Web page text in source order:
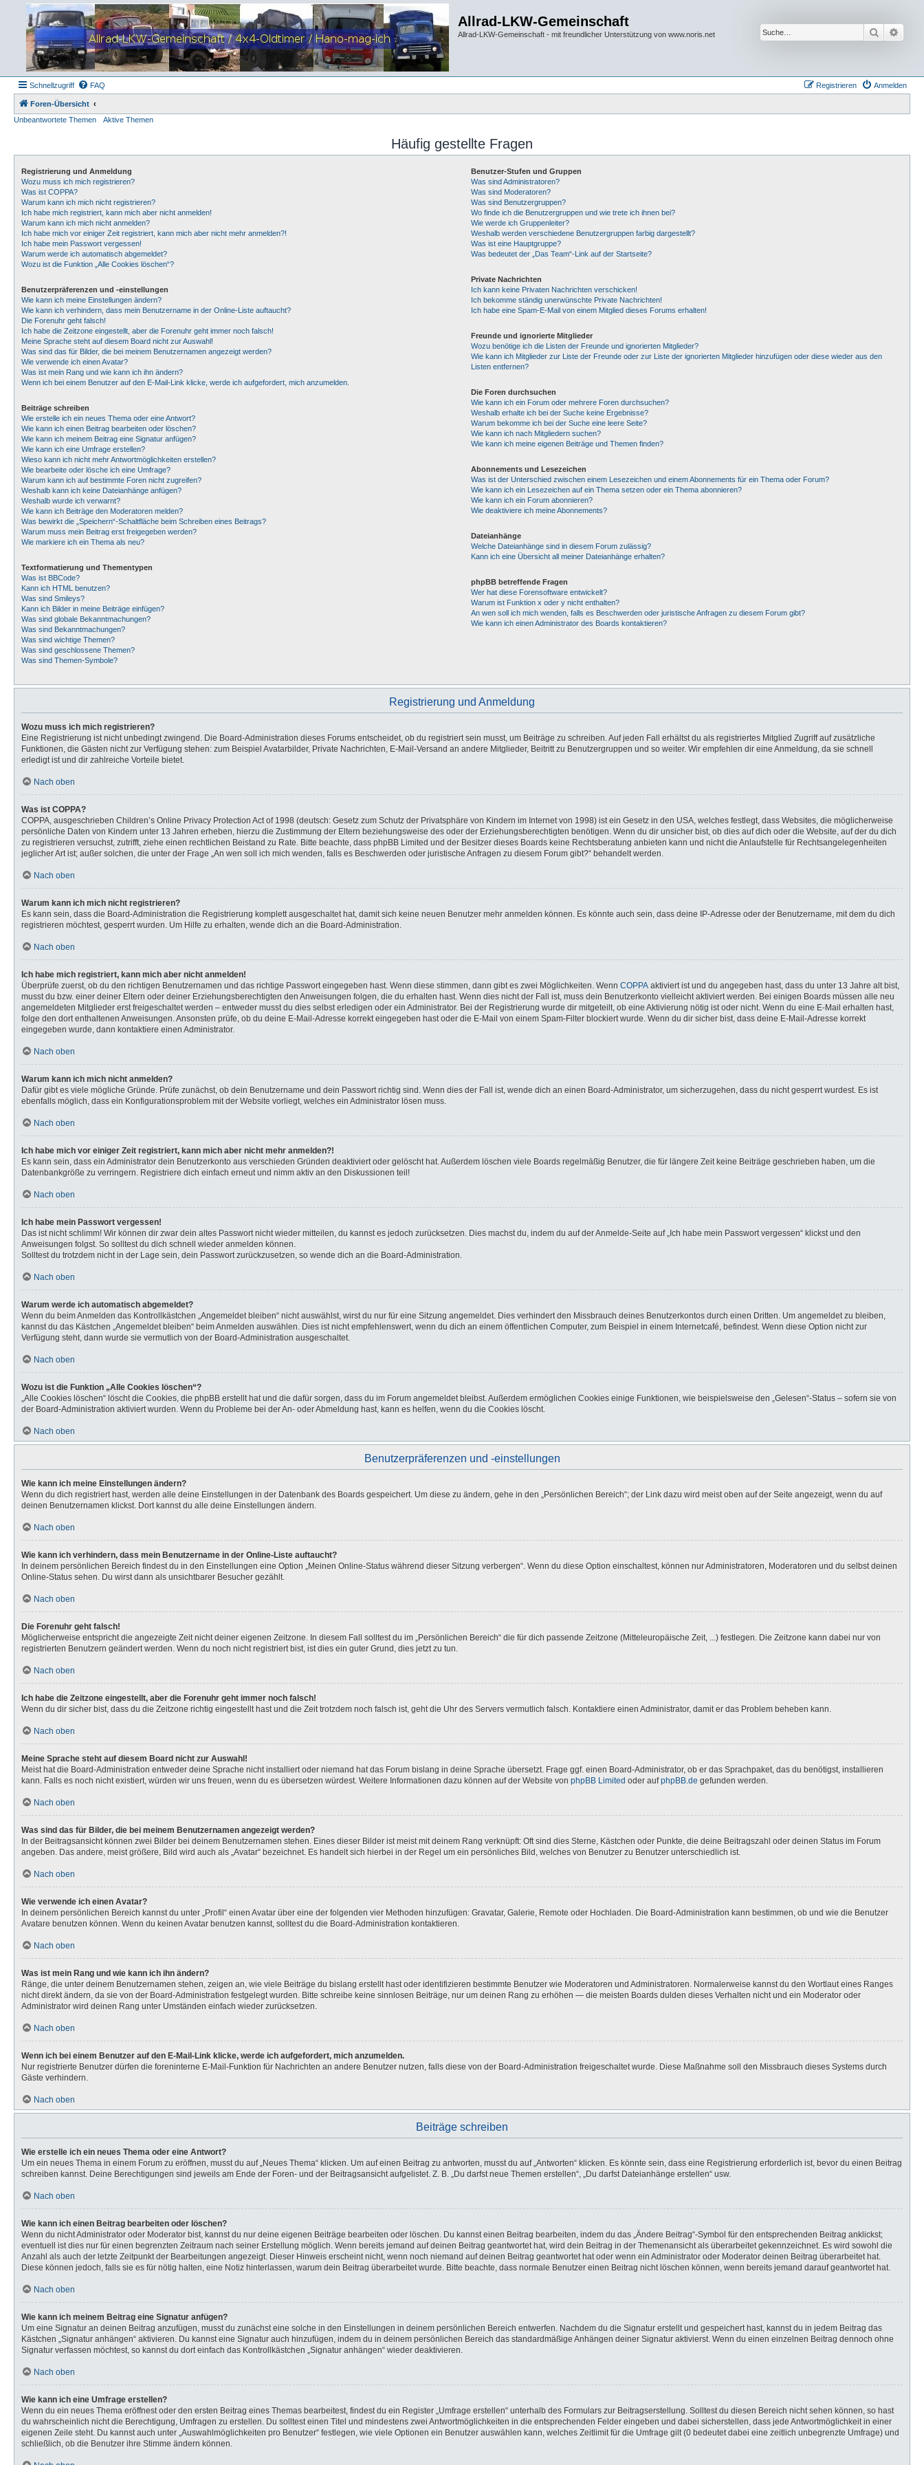
Allrad-LKW-Gemeinschaft
Allrad-LKW-Gemeinschaft - mit freundlicher Unterstützung von www.noris.net Suche
Schnellzugriff FAQ Anmelden
Registrieren
Foren-Übersicht
Unbeantwortete Themen
Aktive Themen
Häufig gestellte Fragen
Registrierung und Anmeldung
Wozu muss ich mich registrieren?
Was ist COPPA?
Warum kann ich mich nicht registrieren?
Ich habe mich registriert, kann mich aber nicht anmelden!
Warum kann ich mich nicht anmelden?
Ich habe mich vor einiger Zeit registriert, kann mich aber nicht mehr anmelden?!
Ich habe mein Passwort vergessen!
Warum werde ich automatisch abgemeldet?
Wozu ist die Funktion „Alle Cookies löschen“?
Benutzerpräferenzen und -einstellungen
Wie kann ich meine Einstellungen ändern?
Wie kann ich verhindern, dass mein Benutzername in der Online-Liste auftaucht?
Die Forenuhr geht falsch!
Ich habe die Zeitzone eingestellt, aber die Forenuhr geht immer noch falsch!
Meine Sprache steht auf diesem Board nicht zur Auswahl!
Was sind das für Bilder, die bei meinem Benutzernamen angezeigt werden?
Wie verwende ich einen Avatar?
Was ist mein Rang und wie kann ich ihn ändern?
Wenn ich bei einem Benutzer auf den E-Mail-Link klicke, werde ich aufgefordert, mich anzumelden.
Beiträge schreiben
Wie erstelle ich ein neues Thema oder eine Antwort?
Wie kann ich einen Beitrag bearbeiten oder löschen?
Wie kann ich meinem Beitrag eine Signatur anfügen?
Wie kann ich eine Umfrage erstellen?
Wieso kann ich nicht mehr Antwortmöglichkeiten erstellen?
Wie bearbeite oder lösche ich eine Umfrage?
Warum kann ich auf bestimmte Foren nicht zugreifen?
Weshalb kann ich keine Dateianhänge anfügen?
Weshalb wurde ich verwarnt?
Wie kann ich Beiträge den Moderatoren melden?
Was bewirkt die „Speichern“-Schaltfläche beim Schreiben eines Beitrags?
Warum muss mein Beitrag erst freigegeben werden?
Wie markiere ich ein Thema als neu?
Textformatierung und Thementypen
Was ist BBCode?
Kann ich HTML benutzen?
Was sind Smileys?
Kann ich Bilder in meine Beiträge einfügen?
Was sind globale Bekanntmachungen?
Was sind Bekanntmachungen?
Was sind wichtige Themen?
Was sind geschlossene Themen?
Was sind Themen-Symbole?
Benutzer-Stufen und Gruppen
Was sind Administratoren?
Was sind Moderatoren?
Was sind Benutzergruppen?
Wo finde ich die Benutzergruppen und wie trete ich ihnen bei?
Wie werde ich Gruppenleiter?
Weshalb werden verschiedene Benutzergruppen farbig dargestellt?
Was ist eine Hauptgruppe?
Was bedeutet der „Das Team“-Link auf der Startseite?
Private Nachrichten
Ich kann keine Privaten Nachrichten verschicken!
Ich bekomme ständig unerwünschte Private Nachrichten!
Ich habe eine Spam-E-Mail von einem Mitglied dieses Forums erhalten!
Freunde und ignorierte Mitglieder
Wozu benötige ich die Listen der Freunde und ignorierten Mitglieder?
Wie kann ich Mitglieder zur Liste der Freunde oder zur Liste der ignorierten Mitglieder hinzufügen oder diese wieder aus den
Listen entfernen?
Die Foren durchsuchen
Wie kann ich ein Forum oder mehrere Foren durchsuchen?
Weshalb erhalte ich bei der Suche keine Ergebnisse?
Warum bekomme ich bei der Suche eine leere Seite?
Wie kann ich nach Mitgliedern suchen?
Wie kann ich meine eigenen Beiträge und Themen finden?
Abonnements und Lesezeichen
Was ist der Unterschied zwischen einem Lesezeichen und einem Abonnements für ein Thema oder Forum?
Wie kann ich ein Lesezeichen auf ein Thema setzen oder ein Thema abonnieren?
Wie kann ich ein Forum abonnieren?
Wie deaktiviere ich meine Abonnements?
Dateianhänge
Welche Dateianhänge sind in diesem Forum zulässig?
Kann ich eine Übersicht all meiner Dateianhänge erhalten?
phpBB betreffende Fragen
Wer hat diese Forensoftware entwickelt?
Warum ist Funktion x oder y nicht enthalten?
An wen soll ich mich wenden, falls es Beschwerden oder juristische Anfragen zu diesem Forum gibt?
Wie kann ich einen Administrator des Boards kontaktieren?
Registrierung und Anmeldung
Wozu muss ich mich registrieren?
Eine Registrierung ist nicht unbedingt zwingend. Die Board-Administration dieses Forums entscheidet, ob du registriert sein musst, um Beiträge zu schreiben. Auf jeden Fall erhältst du als registriertes Mitglied Zugriff auf zusätzliche
Funktionen, die Gästen nicht zur Verfügung stehen: zum Beispiel Avatarbilder, Private Nachrichten, E-Mail-Versand an andere Mitglieder, Beitritt zu Benutzergruppen und so weiter. Wir empfehlen dir eine Anmeldung, da sie schnell
erledigt ist und dir zahlreiche Vorteile bietet.
Nach oben
Was ist COPPA?
COPPA, ausgeschrieben Children’s Online Privacy Protection Act of 1998 (deutsch: Gesetz zum Schutz der Privatsphäre von Kindern im Internet von 1998) ist ein Gesetz in den USA, welches festlegt, dass Websites, die möglicherweise
persönliche Daten von Kindern unter 13 Jahren erheben, hierzu die Zustimmung der Eltern beziehungsweise des oder der Erziehungsberechtigten benötigen. Wenn du dir unsicher bist, ob dies auf dich oder die Website, auf der du dich
zu registrieren versuchst, zutrifft, ziehe einen rechtlichen Beistand zu Rate. Bitte beachte, dass phpBB Limited und der Besitzer dieses Boards keine Rechtsberatung anbieten kann und nicht die Anlaufstelle für Rechtsangelegenheiten
jeglicher Art ist; außer solchen, die unter der Frage „An wen soll ich mich wenden, falls es Beschwerden oder juristische Anfragen zu diesem Forum gibt?“ behandelt werden.
Nach oben
Warum kann ich mich nicht registrieren?
Es kann sein, dass die Board-Administration die Registrierung komplett ausgeschaltet hat, damit sich keine neuen Benutzer mehr anmelden können. Es könnte auch sein, dass deine IP-Adresse oder der Benutzername, mit dem du dich
registrieren möchtest, gesperrt wurden. Um Hilfe zu erhalten, wende dich an die Board-Administration.
Nach oben
Ich habe mich registriert, kann mich aber nicht anmelden!
Überprüfe zuerst, ob du den richtigen Benutzernamen und das richtige Passwort eingegeben hast. Wenn diese stimmen, dann gibt es zwei Möglichkeiten. Wenn COPPA aktiviert ist und du angegeben hast, dass du unter 13 Jahre alt bist,
musst du bzw. einer deiner Eltern oder deiner Erziehungsberechtigten den Anweisungen folgen, die du erhalten hast. Wenn dies nicht der Fall ist, muss dein Benutzerkonto vielleicht aktiviert werden. Bei einigen Boards müssen alle neu
angemeldeten Mitglieder erst freigeschaltet werden – entweder musst du dies selbst erledigen oder ein Administrator. Bei der Registrierung wurde dir mitgeteilt, ob eine Aktivierung nötig ist oder nicht. Wenn du eine E-Mail erhalten hast,
folge den dort enthaltenen Anweisungen. Ansonsten prüfe, ob du deine E-Mail-Adresse korrekt eingegeben hast oder die E-Mail von einem Spam-Filter blockiert wurde. Wenn du dir sicher bist, dass deine E-Mail-Adresse korrekt
eingegeben wurde, dann kontaktiere einen Administrator.
Nach oben
Warum kann ich mich nicht anmelden?
Dafür gibt es viele mögliche Gründe. Prüfe zunächst, ob dein Benutzername und dein Passwort richtig sind. Wenn dies der Fall ist, wende dich an einen Board-Administrator, um sicherzugehen, dass du nicht gesperrt wurdest. Es ist
ebenfalls möglich, dass ein Konfigurationsproblem mit der Website vorliegt, welches ein Administrator lösen muss.
Nach oben
Ich habe mich vor einiger Zeit registriert, kann mich aber nicht mehr anmelden?!
Es kann sein, dass ein Administrator dein Benutzerkonto aus verschieden Gründen deaktiviert oder gelöscht hat. Außerdem löschen viele Boards regelmäßig Benutzer, die für längere Zeit keine Beiträge geschrieben haben, um die
Datenbankgröße zu verringern. Registriere dich einfach erneut und nimm aktiv an den Diskussionen teil!
Nach oben
Ich habe mein Passwort vergessen!
Das ist nicht schlimm! Wir können dir zwar dein altes Passwort nicht wieder mitteilen, du kannst es jedoch zurücksetzen. Dies machst du, indem du auf der Anmelde-Seite auf „Ich habe mein Passwort vergessen“ klickst und den
Anweisungen folgst. So solltest du dich schnell wieder anmelden können.
Solltest du trotzdem nicht in der Lage sein, dein Passwort zurückzusetzen, so wende dich an die Board-Administration.
Nach oben
Warum werde ich automatisch abgemeldet?
Wenn du beim Anmelden das Kontrollkästchen „Angemeldet bleiben“ nicht auswählst, wirst du nur für eine Sitzung angemeldet. Dies verhindert den Missbrauch deines Benutzerkontos durch einen Dritten. Um angemeldet zu bleiben,
kannst du das Kästchen „Angemeldet bleiben“ beim Anmelden auswählen. Dies ist nicht empfehlenswert, wenn du dich an einem öffentlichen Computer, zum Beispiel in einem Internetcafé, befindest. Wenn diese Option nicht zur
Verfügung steht, dann wurde sie vermutlich von der Board-Administration ausgeschaltet.
Nach oben
Wozu ist die Funktion „Alle Cookies löschen“?
„Alle Cookies löschen“ löscht die Cookies, die phpBB erstellt hat und die dafür sorgen, dass du im Forum angemeldet bleibst. Außerdem ermöglichen Cookies einige Funktionen, wie beispielsweise den „Gelesen“-Status – sofern sie von
der Board-Administration aktiviert wurden. Wenn du Probleme bei der An- oder Abmeldung hast, kann es helfen, wenn du die Cookies löscht.
Nach oben
Benutzerpräferenzen und -einstellungen
Wie kann ich meine Einstellungen ändern?
Wenn du dich registriert hast, werden alle deine Einstellungen in der Datenbank des Boards gespeichert. Um diese zu ändern, gehe in den „Persönlichen Bereich“; der Link dazu wird meist oben auf der Seite angezeigt, wenn du auf
deinen Benutzernamen klickst. Dort kannst du alle deine Einstellungen ändern.
Nach oben
Wie kann ich verhindern, dass mein Benutzername in der Online-Liste auftaucht?
In deinem persönlichen Bereich findest du in den Einstellungen eine Option „Meinen Online-Status während dieser Sitzung verbergen“. Wenn du diese Option einschaltest, können nur Administratoren, Moderatoren und du selbst deinen
Online-Status sehen. Du wirst dann als unsichtbarer Besucher gezählt.
Nach oben
Die Forenuhr geht falsch!
Möglicherweise entspricht die angezeigte Zeit nicht deiner eigenen Zeitzone. In diesem Fall solltest du im „Persönlichen Bereich“ die für dich passende Zeitzone (Mitteleuropäische Zeit, ...) festlegen. Die Zeitzone kann dabei nur von
registrierten Benutzern geändert werden. Wenn du noch nicht registriert bist, ist dies ein guter Grund, dies jetzt zu tun.
Nach oben
Ich habe die Zeitzone eingestellt, aber die Forenuhr geht immer noch falsch!
Wenn du dir sicher bist, dass du die Zeitzone richtig eingestellt hast und die Zeit trotzdem noch falsch ist, geht die Uhr des Servers vermutlich falsch. Kontaktiere einen Administrator, damit er das Problem beheben kann.
Nach oben
Meine Sprache steht auf diesem Board nicht zur Auswahl!
Meist hat die Board-Administration entweder deine Sprache nicht installiert oder niemand hat das Forum bislang in deine Sprache übersetzt. Frage ggf. einen Board-Administrator, ob er das Sprachpaket, das du benötigst, installieren
kann. Falls es noch nicht existiert, würden wir uns freuen, wenn du es übersetzen würdest. Weitere Informationen dazu können auf der Website von phpBB Limited oder aufphpBB.de gefunden werden.
Nach oben
Was sind das für Bilder, die bei meinem Benutzernamen angezeigt werden?
In der Beitragsansicht können zwei Bilder bei deinem Benutzernamen stehen. Eines dieser Bilder ist meist mit deinem Rang verknüpft: Oft sind dies Sterne, Kästchen oder Punkte, die deine Beitragszahl oder deinen Status im Forum
angeben. Das andere, meist größere, Bild wird auch als „Avatar“ bezeichnet. Es handelt sich hierbei in der Regel um ein persönliches Bild, welches von Benutzer zu Benutzer unterschiedlich ist.
Nach oben
Wie verwende ich einen Avatar?
In deinem persönlichen Bereich kannst du unter „Profil“ einen Avatar über eine der folgenden vier Methoden hinzufügen: Gravatar, Galerie, Remote oder Hochladen. Die Board-Administration kann bestimmen, ob und wie die Benutzer
Avatare benutzen können. Wenn du keinen Avatar benutzen kannst, solltest du die Board-Administration kontaktieren.
Nach oben
Was ist mein Rang und wie kann ich ihn ändern?
Ränge, die unter deinem Benutzernamen stehen, zeigen an, wie viele Beiträge du bislang erstellt hast oder identifizieren bestimmte Benutzer wie Moderatoren und Administratoren. Normalerweise kannst du den Wortlaut eines Ranges
nicht direkt ändern, da sie von der Board-Administration festgelegt wurden. Bitte schreibe keine sinnlosen Beiträge, nur um deinen Rang zu erhöhen — die meisten Boards dulden dieses Verhalten nicht und ein Moderator oder
Administrator wird deinen Rang unter Umständen einfach wieder zurücksetzen.
Nach oben
Wenn ich bei einem Benutzer auf den E-Mail-Link klicke, werde ich aufgefordert, mich anzumelden.
Nur registrierte Benutzer dürfen die foreninterne E-Mail-Funktion für Nachrichten an andere Benutzer nutzen, falls diese von der Board-Administration freigeschaltet wurde. Diese Maßnahme soll den Missbrauch dieses Systems durch
Gäste verhindern.
Nach oben
Beiträge schreiben
Wie erstelle ich ein neues Thema oder eine Antwort?
Um ein neues Thema in einem Forum zu eröffnen, musst du auf „Neues Thema“ klicken. Um auf einen Beitrag zu antworten, musst du auf „Antworten“ klicken. Es könnte sein, dass eine Registrierung erforderlich ist, bevor du einen Beitrag
schreiben kannst. Deine Berechtigungen sind jeweils am Ende der Foren- und der Beitragsansicht aufgelistet. Z. B. „Du darfst neue Themen erstellen“, „Du darfst Dateianhänge erstellen“ usw.
Nach oben
Wie kann ich einen Beitrag bearbeiten oder löschen?
Wenn du nicht Administrator oder Moderator bist, kannst du nur deine eigenen Beiträge bearbeiten oder löschen. Du kannst einen Beitrag bearbeiten, indem du das „Ändere Beitrag“-Symbol für den entsprechenden Beitrag anklickst;
eventuell ist dies nur für einen begrenzten Zeitraum nach seiner Erstellung möglich. Wenn bereits jemand auf deinen Beitrag geantwortet hat, wird dein Beitrag in der Themenansicht als überarbeitet gekennzeichnet. Es wird sowohl die
Anzahl als auch der letzte Zeitpunkt der Bearbeitungen angezeigt. Dieser Hinweis erscheint nicht, wenn noch niemand auf deinen Beitrag geantwortet hat oder wenn ein Administrator oder Moderator deinen Beitrag überarbeitet hat.
Diese können jedoch, falls sie es für nötig halten, eine Notiz hinterlassen, warum dein Beitrag überarbeitet wurde. Bitte beachte, dass normale Benutzer einen Beitrag nicht löschen können, wenn bereits jemand darauf geantwortet hat.
Nach oben
Wie kann ich meinem Beitrag eine Signatur anfügen?
Um eine Signatur an deinen Beitrag anzufügen, musst du zunächst eine solche in den Einstellungen in deinem persönlichen Bereich entwerfen. Nachdem du die Signatur erstellt und gespeichert hast, kannst du in jedem Beitrag das
Kästchen „Signatur anhängen“ aktivieren. Du kannst eine Signatur auch hinzufügen, indem du in deinem persönlichen Bereich das standardmäßige Anhängen deiner Signatur aktivierst. Wenn du einen einzelnen Beitrag dennoch ohne
Signatur verfassen möchtest, so kannst du dort einfach das Kontrollkästchen „Signatur anhängen“ wieder deaktivieren.
Nach oben
Wie kann ich eine Umfrage erstellen?
Wenn du ein neues Thema eröffnest oder den ersten Beitrag eines Themas bearbeitest, findest du ein Register „Umfrage erstellen“ unterhalb des Formulars zur Beitragserstellung. Solltest du diesen Bereich nicht sehen können, so hast
du wahrscheinlich nicht die Berechtigung, Umfragen zu erstellen. Du solltest einen Titel und mindestens zwei Antwortmöglichkeiten in die entsprechenden Felder eingeben und dabei sicherstellen, dass jede Antwortmöglichkeit in einer
eigenen Zeile steht. Du kannst auch unter „Auswahlmöglichkeiten pro Benutzer“ festlegen, wie viele Optionen ein Benutzer auswählen kann, welches Zeitlimit für die Umfrage gilt (0 bedeutet dabei eine zeitlich unbegrenzte Umfrage) und
schließlich, ob die Benutzer ihre Stimme ändern können.